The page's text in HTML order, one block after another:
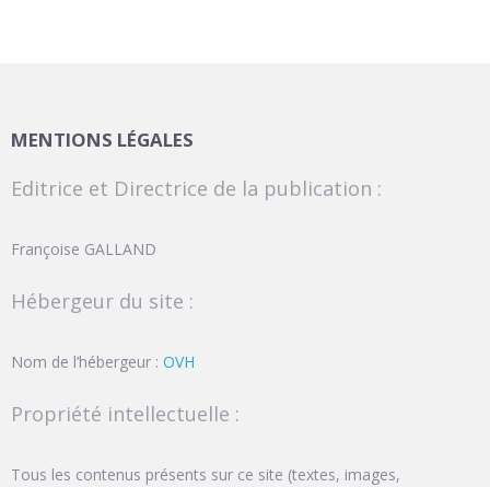
MENTIONS LÉGALES
Editrice et Directrice de la publication :
Françoise GALLAND
Hébergeur du site :
Nom de l’hébergeur : OVH
Propriété intellectuelle :
Tous les contenus présents sur ce site (textes, images,